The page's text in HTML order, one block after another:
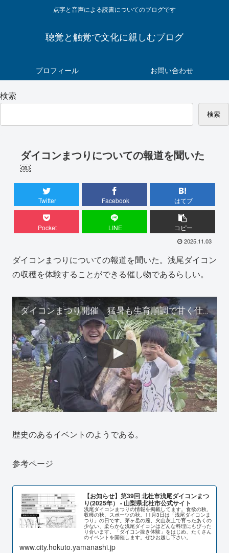
点字と音声による読書についてのブログです
聴覚と触覚で文化に親しむブログ
プロフィール お問い合わせ
検索
検索
ダイコンまつりについての報道を聞いた
￼
Twitter Facebook はてブ
Pocket LINE コピー
2025.11.03
ダイコンまつりについての報道を聞いた。浅尾ダイコン
の収穫を体験することができる催し物であるらしい。
ダイコンまつり開催 猛暑も生育順調で甘く仕上がる 山梨・北杜市(2025年11月3日)
歴史のあるイベントのようである。
参考ページ
【お知らせ】第39回 北杜市浅尾ダイコンまつ
り(2025年） - 山梨県北杜市公式サイト
浅尾ダイコンまつりの情報を掲載してます。食欲の秋、
収穫の秋、スポーツの秋。11月3日は「浅尾ダイコンま
つり」の日です。茅ヶ岳の麓、火山灰土で育ったあくの
少ない、柔らかな浅尾ダイコンはどんな料理にもぴった
り合います。「ダイコン抜き体験」をはじめ、たくさん
のイベントを開催します。ぜひお越し下さい。
www.city.hokuto.yamanashi.jp